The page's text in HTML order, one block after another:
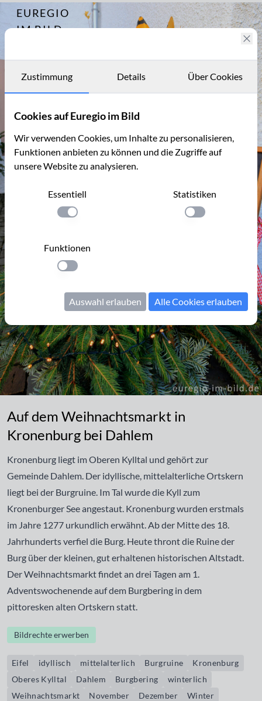
EUREGIO
IM BILD
Archiv
Kontakt
Archiv 13182
Auf dem Weihnachtsmarkt in
Kronenburg bei Dahlem
Kronenburg liegt im Oberen Kylltal und gehört zur
Gemeinde Dahlem. Der idyllische, mittelalterliche Ortskern
liegt bei der Burgruine. Im Tal wurde die Kyll zum
Kronenburger See angestaut. Kronenburg wurden erstmals
im Jahre 1277 urkundlich erwähnt. Ab der Mitte des 18.
Jahrhunderts verfiel die Burg. Heute thront die Ruine der
Burg über der kleinen, gut erhaltenen historischen Altstadt.
Der Weihnachtsmarkt findet an drei Tagen am 1.
Adventswochenende auf dem Burgbering in dem
pittoresken alten Ortskern statt.
Bildrechte erwerben
Eifel idyllisch mittelalterlich Burgruine
Kronenburg
Oberes Kylltal
Dahlem Burgbering
winterlich
Weihnachtsmarkt
November Dezember
Winter
Zustimmung Details Über Cookies
Cookies auf Euregio im Bild
Wir verwenden Cookies, um Inhalte zu personalisieren,
Funktionen anbieten zu können und die Zugriffe auf
unsere Website zu analysieren.
Essentiell
Einstellung anwenden
Statistiken
Einstellung
Funktionen
Einstellung anwenden
Auswahl erlauben Alle Cookies erlauben